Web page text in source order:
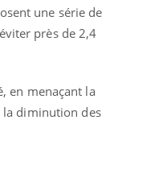
une série de
près de 2,4
en menaçant la
la diminution des
dans le diabète de type 2
reçues chez les